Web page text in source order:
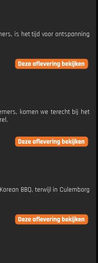
is het tijd voor ontspanning
komen we terecht bij het
BBQ, terwijl in Culemborg